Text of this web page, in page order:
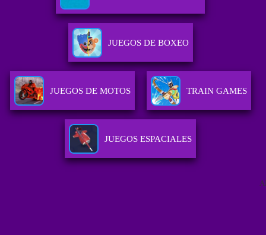
JUEGOS DE BOXEO
JUEGOS DE MOTOS TRAIN GAMES
JUEGOS ESPACIALES